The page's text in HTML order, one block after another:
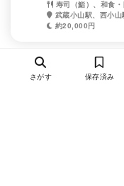
寿司（鮨）、和食
武蔵小山駅、西小山
約20,000円
さがす 保存済み